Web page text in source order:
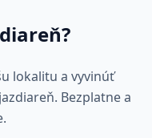
lokalitu a vyvinúť
Bezplatne a